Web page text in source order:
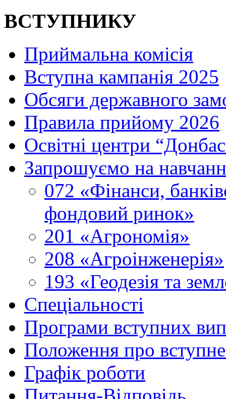
ВСТУПНИКУ
Приймальна комісія
Вступна кампанія 2025
Обсяги державного
Правила прийому 2026
Освітні центри
Запрошуємо на
072 «Фінанси,
фондовий ринок»
201 «Агрономія»
208 «Агроінженерія»
193 «Геодезія та
Спеціальності
Програми вступних
Положення про
Графік роботи